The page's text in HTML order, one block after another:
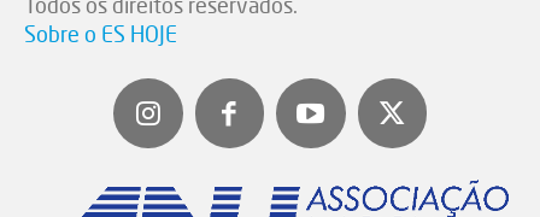
Sobre o ES HOJE